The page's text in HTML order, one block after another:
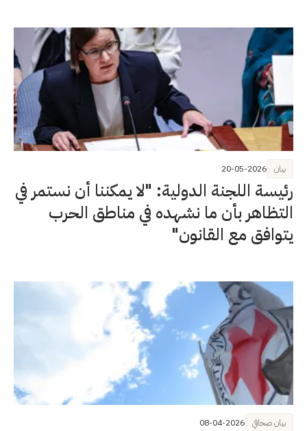
رئيسة اللجنة الدولية: "لا يمكننا أن نستمر في
التظاهر بأن ما نشهده في مناطق الحرب
يتوافق مع القانون"
بيان 20-05-2026
بيان صحافي 08-04-2026